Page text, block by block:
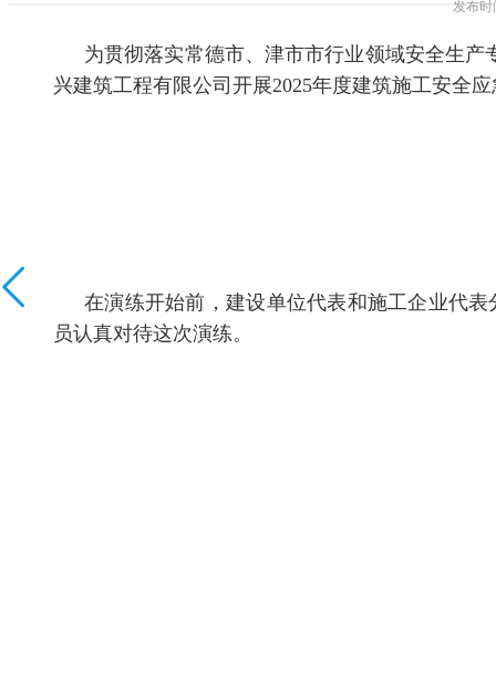
发布时
为贯彻落实常德市、津市市行业领域安全生产专项
兴建筑工程有限公司开展2025年度建筑施工安全应急
在演练开始前，建设单位代表和施工企业代表
员认真对待这次演练。